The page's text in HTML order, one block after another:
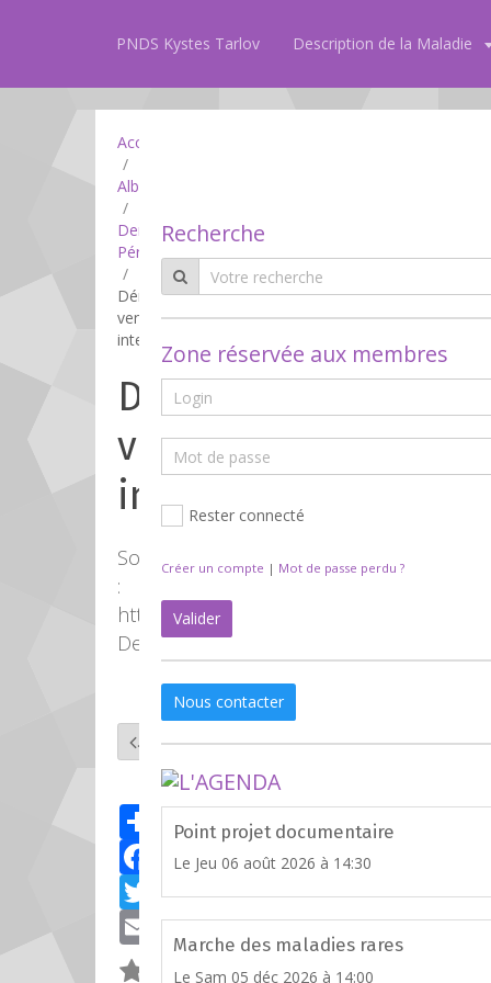
PNDS Kystes Tarlov Description de la Maladie
Accueil
Album
Derivation
Péritonéale
Dérivation
ventriculaires
internes
Dérivation
ventriculaires
internes
Source
:
http://asbbf.be/Hydrocephalie-
Derivation
Retour
Partager
Facebook
Email
Recherche
Zone réservée aux membres
Rester connecté
Créer un compte | Mot de passe perdu ?
Valider
Nous contacter
Point projet documentaire
Le Jeu 06 août 2026 à 14:30
Marche des maladies rares
Le Sam 05 déc 2026 à 14:00